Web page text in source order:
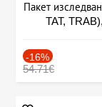
Пакет
TAT,
-16%
54.71€